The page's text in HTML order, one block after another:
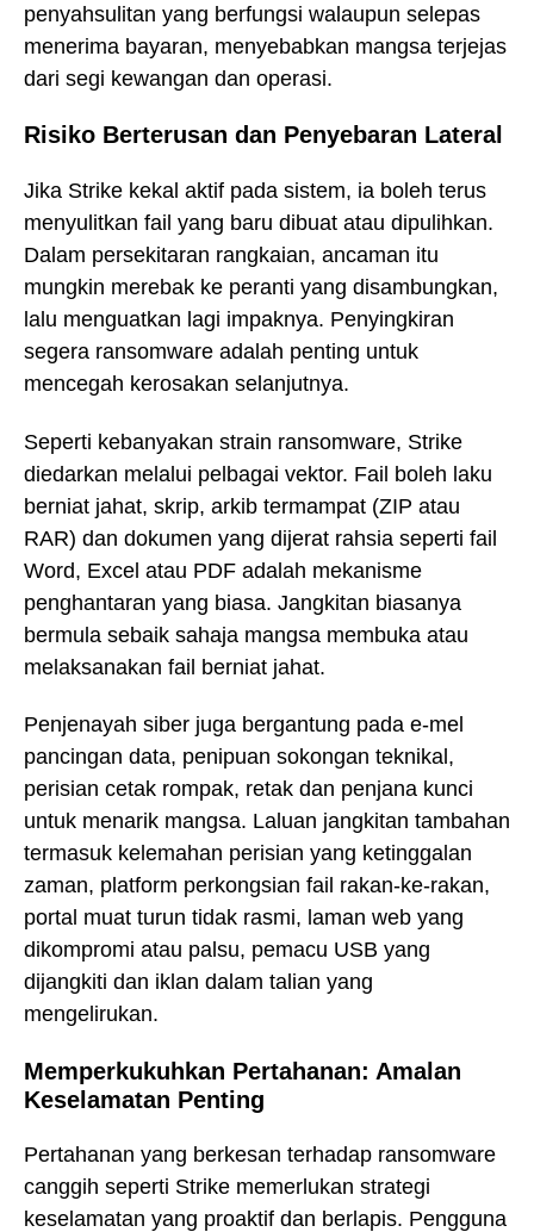
penyahsulitan yang berfungsi walaupun selepas
menerima bayaran, menyebabkan mangsa terjejas
dari segi kewangan dan operasi.
Risiko Berterusan dan Penyebaran Lateral
Jika Strike kekal aktif pada sistem, ia boleh terus
menyulitkan fail yang baru dibuat atau dipulihkan.
Dalam persekitaran rangkaian, ancaman itu
mungkin merebak ke peranti yang disambungkan,
lalu menguatkan lagi impaknya. Penyingkiran
segera ransomware adalah penting untuk
mencegah kerosakan selanjutnya.
Seperti kebanyakan strain ransomware, Strike
diedarkan melalui pelbagai vektor. Fail boleh laku
berniat jahat, skrip, arkib termampat (ZIP atau
RAR) dan dokumen yang dijerat rahsia seperti fail
Word, Excel atau PDF adalah mekanisme
penghantaran yang biasa. Jangkitan biasanya
bermula sebaik sahaja mangsa membuka atau
melaksanakan fail berniat jahat.
Penjenayah siber juga bergantung pada e-mel
pancingan data, penipuan sokongan teknikal,
perisian cetak rompak, retak dan penjana kunci
untuk menarik mangsa. Laluan jangkitan tambahan
termasuk kelemahan perisian yang ketinggalan
zaman, platform perkongsian fail rakan-ke-rakan,
portal muat turun tidak rasmi, laman web yang
dikompromi atau palsu, pemacu USB yang
dijangkiti dan iklan dalam talian yang
mengelirukan.
Memperkukuhkan Pertahanan: Amalan
Keselamatan Penting
Pertahanan yang berkesan terhadap ransomware
canggih seperti Strike memerlukan strategi
keselamatan yang proaktif dan berlapis. Pengguna